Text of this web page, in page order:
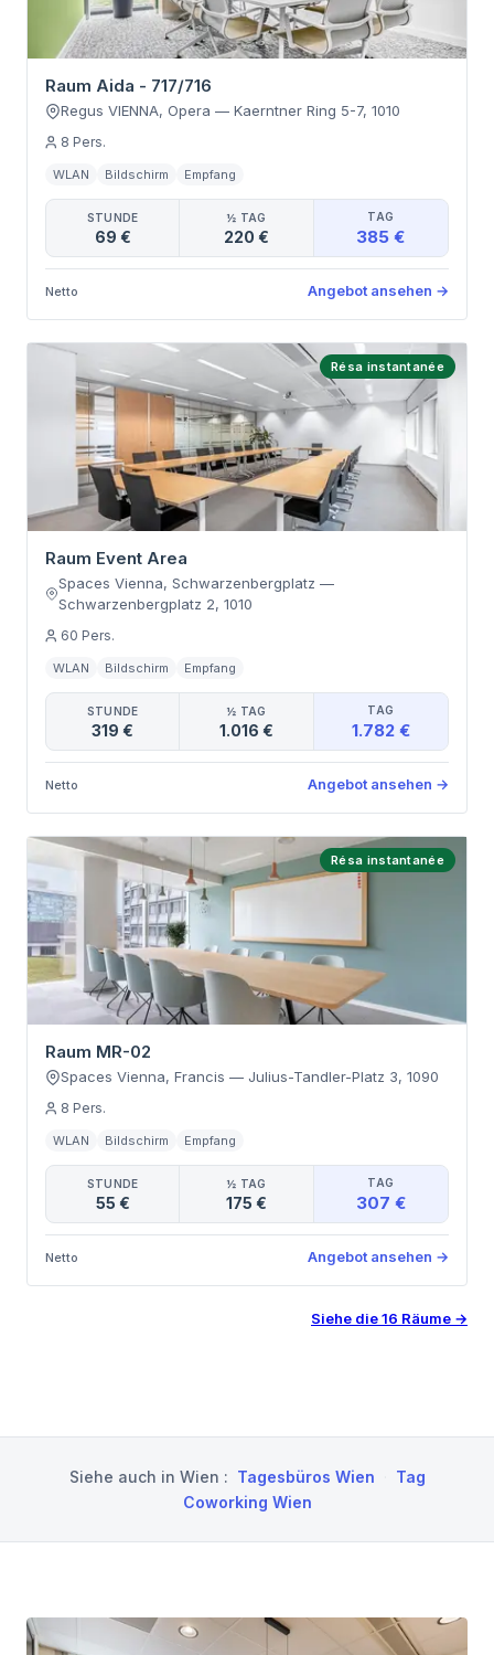
Raum Aida - 717/716
Regus VIENNA, Opera — Kaerntner Ring 5-7, 1010
8 Pers.
WLAN Bildschirm Empfang
STUNDE
69 €
½ TAG
220 €
TAG
385 €
Netto Angebot ansehen →
Résa instantanée
Raum Event Area
Spaces Vienna, Schwarzenbergplatz —
Schwarzenbergplatz 2, 1010
60 Pers.
WLAN Bildschirm Empfang
STUNDE
319 €
½ TAG
1.016 €
TAG
1.782 €
Netto Angebot ansehen →
Résa instantanée
Raum MR-02
Spaces Vienna, Francis — Julius-Tandler-Platz 3, 1090
8 Pers.
WLAN Bildschirm Empfang
STUNDE
55 €
½ TAG
175 €
TAG
307 €
Netto Angebot ansehen →
Siehe die16 Räume →
Siehe auch in Wien : Tagesbüros Wien
Tag
Coworking Wien